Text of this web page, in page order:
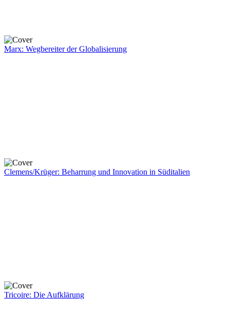
Marx: Wegbereiter der Globalisierung
Clemens/Krüger: Beharrung und Innovation in Süditalien
Tricoire: Die Aufklärung